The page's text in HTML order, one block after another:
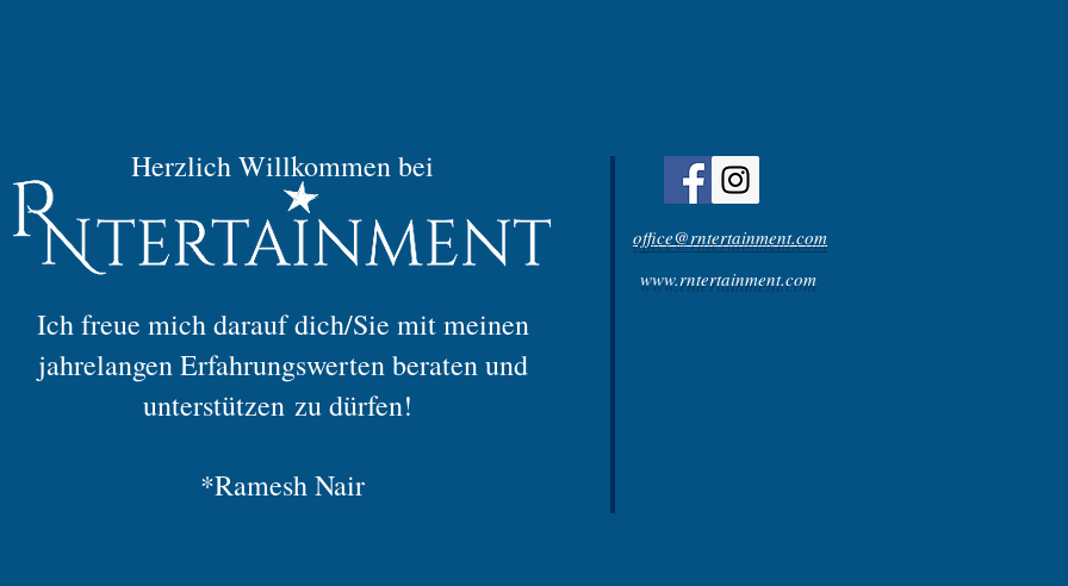
Herzlich Willkommen bei
Ich freue mich darauf dich/Sie mit meinen
jahrelangen Erfahrungswerten beraten und
unterstützen zu dürfen!
*Ramesh Nair
office@rntertainment.com
www.rntertainment.com